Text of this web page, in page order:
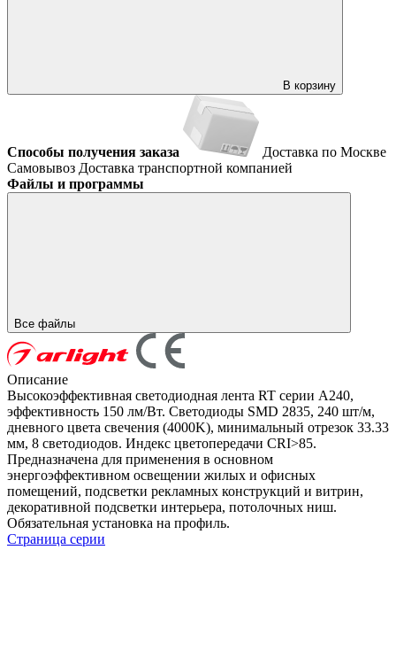
В корзину
Способы получения заказа
Доставка по Москве
Самовывоз Доставка транспортной компанией
Файлы и программы
Все файлы
Описание
Высокоэффективная светодиодная лента RT серии A240,
эффективность 150 лм/Вт. Светодиоды SMD 2835, 240 шт/м,
дневного цвета свечения (4000K), минимальный отрезок 33.33
мм, 8 светодиодов. Индекс цветопередачи CRI>85.
Предназначена для применения в основном
энергоэффективном освещении жилых и офисных
помещений, подсветки рекламных конструкций и витрин,
декоративной подсветки интерьера, потолочных ниш.
Обязательная установка на профиль.
Страница серии